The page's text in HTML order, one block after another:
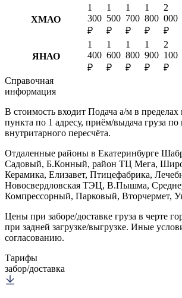
ХМАО
1
300
₽
1
500
₽
1
700
₽
1
800
₽
2
000
₽
ЯНАО
1
400
₽
1
600
₽
1
800
₽
1
900
₽
2
100
₽
Справочная
информация
В стоимость входит Подача а/м в пределах
пункта по 1 адресу, приём/выдача груза по
внутритарного пересчёта.
Отдаленные районы в Екатеринбурге
Садовый, Б.Конный, район ТЦ Мега,
Керамика, Елизавет, Птицефабрика,
Новосвердловская ТЭЦ, В.Пышма,
Компрессорный, Парковый, Вторчермет,
Цены при заборе/доставке груза в черте
при задней загрузке/выгрузке. Иные
согласованию.
Тарифы
забор/доставка